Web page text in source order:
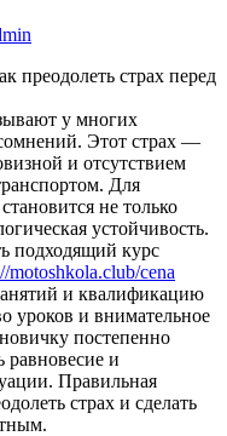
у многих
Этот страх —
и отсутствием
Для
не только
устойчивость.
подходящий курс
motoshkola.club/cena
и квалификацию
уроков и внимательное
постепенно
равновесие и
Правильная
страх и сделать